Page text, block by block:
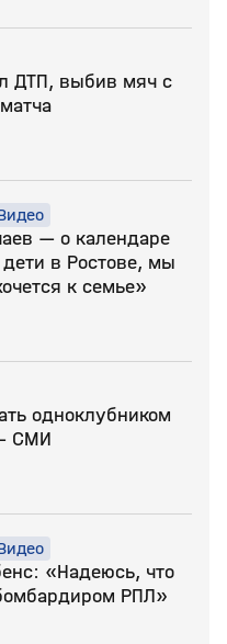
ДТП, выбив мяч с
— о календаре
в Ростове, мы
к семье»
одноклубником
СМИ
«Надеюсь, что
РПЛ»